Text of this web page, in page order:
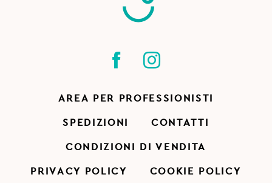
AREA PER PROFESSIONISTI
SPEDIZIONI CONTATTI
CONDIZIONI DI VENDITA
PRIVACY POLICY COOKIE POLICY